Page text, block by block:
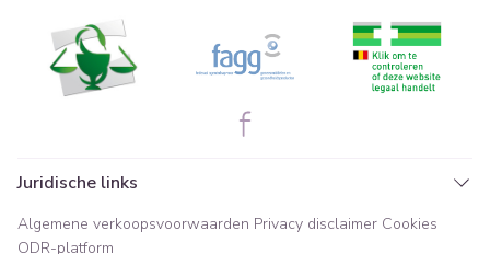
Juridische links
Algemene verkoopsvoorwaarden Privacy disclaimer Cookies
ODR-platform